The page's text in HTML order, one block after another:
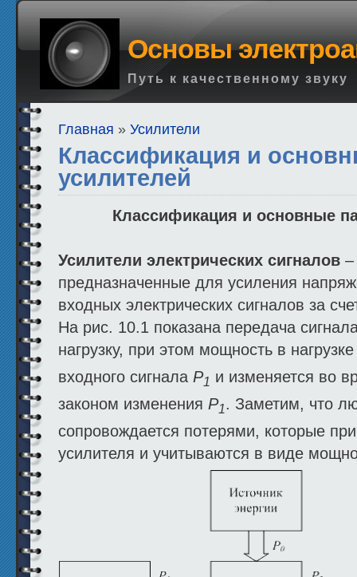
Основы
Путь к качественному звуку
Главная » Усилители
Классификация и
усилителей
Классификация и основные
Усилители электрических сигналов –
предназначенные для усиления
входных электрических сигналов за
На рис. 10.1 показана передача
нагрузку, при этом мощность в
входного сигнала Р1 и изменяется во
законом изменения Р1. Заметим, что
сопровождается потерями, которые
усилителя и учитываются в виде